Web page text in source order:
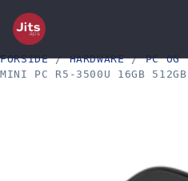
FORSIDE/HARDWARE/PC OG
MINI PC R5-3500U 16GB 512GB